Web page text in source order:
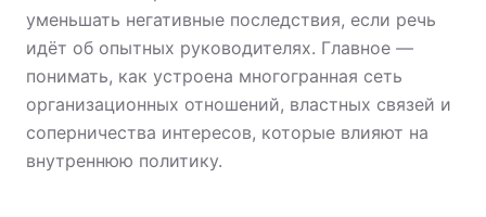
уменьшать негативные последствия, если речь
идёт об опытных руководителях. Главное —
понимать, как устроена многогранная сеть
организационных отношений, властных связей и
соперничества интересов, которые влияют на
внутреннюю политику.